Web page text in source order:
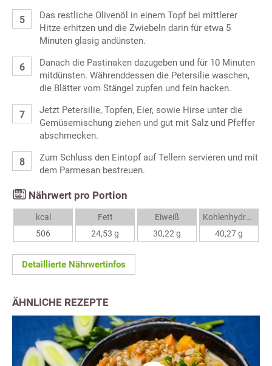
Das restliche Olivenöl in einem Topf bei mittlerer
Hitze erhitzen und die Zwiebeln darin für etwa 5
Minuten glasig andünsten.
Danach die Pastinaken dazugeben und für 10 Minuten
mitdünsten. Währenddessen die Petersilie waschen,
die Blätter vom Stängel zupfen und fein hacken.
Jetzt Petersilie, Topfen, Eier, sowie Hirse unter die
Gemüsemischung ziehen und gut mit Salz und Pfeffer
abschmecken.
Zum Schluss den Eintopf auf Tellern servieren und mit
dem Parmesan bestreuen.
Nährwert pro Portion
kcal
506
Fett
24,53 g
Eiweiß
30,22 g
Kohlenhydrate
40,27 g
Detaillierte Nährwertinfos
ÄHNLICHE REZEPTE